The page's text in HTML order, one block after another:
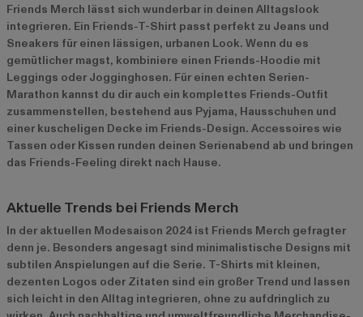
Friends Merch lässt sich wunderbar in deinen Alltagslook
integrieren. Ein Friends-T-Shirt passt perfekt zu Jeans und
Sneakers für einen lässigen, urbanen Look. Wenn du es
gemütlicher magst, kombiniere einen Friends-Hoodie mit
Leggings oder Jogginghosen. Für einen echten Serien-
Marathon kannst du dir auch ein komplettes Friends-Outfit
zusammenstellen, bestehend aus Pyjama, Hausschuhen und
einer kuscheligen Decke im Friends-Design. Accessoires wie
Tassen oder Kissen runden deinen Serienabend ab und bringen
das Friends-Feeling direkt nach Hause.
Aktuelle Trends bei Friends Merch
In der aktuellen Modesaison 2024 ist Friends Merch gefragter
denn je. Besonders angesagt sind minimalistische Designs mit
subtilen Anspielungen auf die Serie. T-Shirts mit kleinen,
dezenten Logos oder Zitaten sind ein großer Trend und lassen
sich leicht in den Alltag integrieren, ohne zu aufdringlich zu